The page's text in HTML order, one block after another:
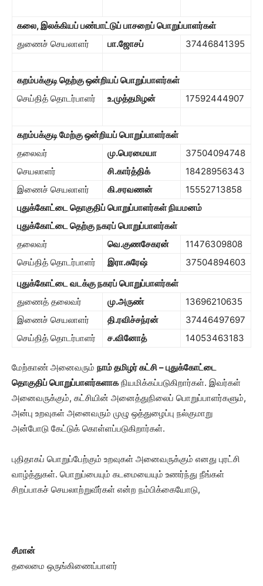
கலை,இலக்கியப் பண்பாட்டுப் பாசறைப் பொறுப்பாளர்கள்
துணைச் செயலாளர்
பா.ஜோசப் 37446841395
கறம்பக்குடி தெற்கு ஒன்றியப் பொறுப்பாளர்கள்
செய்தித் தொடர்பாளர்
உ.முத்தமிழன் 17592444907
கறம்பக்குடி மேற்கு ஒன்றியப் பொறுப்பாளர்கள்
தலைவர்
மு.பெரமையா
37504094748
செயலாளர்
சி.கார்த்திக்
18428956343
இணைச் செயலாளர்
கி.சரவணன்
15552713858
புதுக்கோட்டை தொகுதிப் பொறுப்பாளர்கள் நியமனம்
புதுக்கோட்டை தெற்கு நகரப் பொறுப்பாளர்கள்
தலைவர்
வெ.குணசேகரன்
11476309808
செய்தித் தொடர்பாளர்
இரா.சுரேஷ்
37504894603
புதுக்கோட்டை வடக்கு நகரப் பொறுப்பாளர்கள்
துணைத் தலைவர்
மு.அருண்
13696210635
இணைச் செயலாளர்
தி.ரவிச்சந்ரன்
37446497697
செய்தித் தொடர்பாளர்
ச.வினோத் 14053463183
மேற்காண் அனைவரும் நாம் தமிழர் கட்சி – புதுக்கோட்டை
தொகுதிப் பொறுப்பாளர்களாகநியமிக்கப்படுகிறார்கள். இவர்கள்
அனைவருக்கும், கட்சியின் அனைத்துநிலைப் பொறுப்பாளர்களும்,
அன்பு உறவுகள் அனைவரும் முழு ஒத்துழைப்பு நல்குமாறு
அன்போடு கேட்டுக் கொள்ளப்படுகிறார்கள்.
புதிதாகப் பொறுப்பேற்கும் உறவுகள் அனைவருக்கும் எனது புரட்சி
வாழ்த்துகள். பொறுப்பையும் கடமையையும் உணர்ந்து நீங்கள்
சிறப்பாகச் செயலாற்றுவீர்கள் என்ற நம்பிக்கையோடு,
சீமான்
தலைமை ஒருங்கிணைப்பாளர்